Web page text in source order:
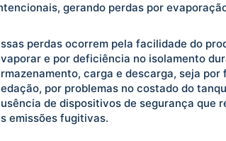
gerando perdas por
perdas ocorrem pela facilidade do
e por deficiência no isolamento
carga e descarga, seja por
por problemas no costado do
de dispositivos de segurança que
emissões fugitivas.